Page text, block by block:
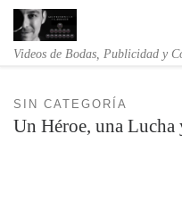
Saltar al contenido
Videos de Bodas, Publicidad y
SIN CATEGORÍA
Un Héroe, una Lucha